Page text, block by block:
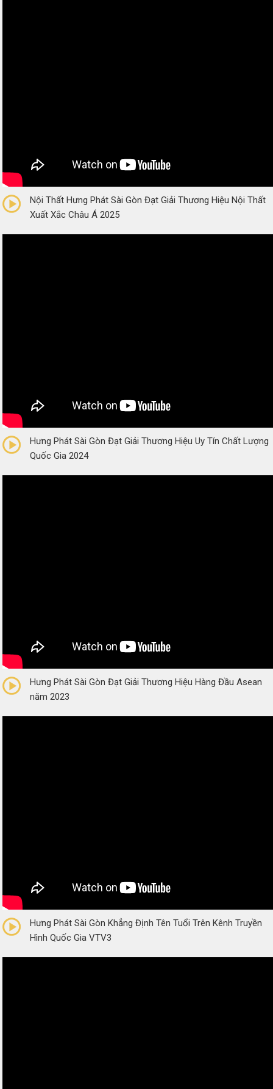
(0 Reviews)
Nội Thất Hưng Phát Sài Gòn Đạt Giải Thương Hiệu Nội Thất
Xuất Xắc Châu Á 2025
(0 Reviews)
Hưng Phát Sài Gòn Đạt Giải Thương Hiệu Uy Tín Chất Lượng
Quốc Gia 2024
(0 Reviews)
Hưng Phát Sài Gòn Đạt Giải Thương Hiệu Hàng Đầu Asean
năm 2023
(0 Reviews)
Hưng Phát Sài Gòn Khẳng Định Tên Tuổi Trên Kênh Truyền
Hình Quốc Gia VTV3